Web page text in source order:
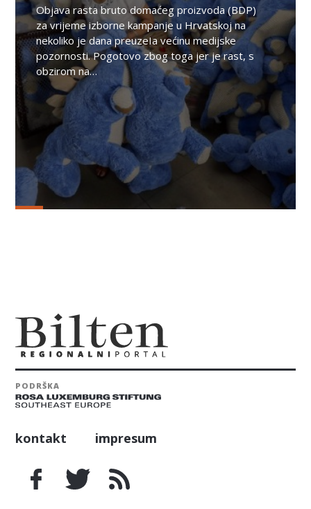
Objava rasta bruto domaćeg proizvoda (BDP)
za vrijeme izborne kampanje u Hrvatskoj na
nekoliko je dana preuzeIa većinu medijske
pozornosti. Pogotovo zbog toga jer je rast, s
obzirom na…
PODRŠKA
kontakt impresum